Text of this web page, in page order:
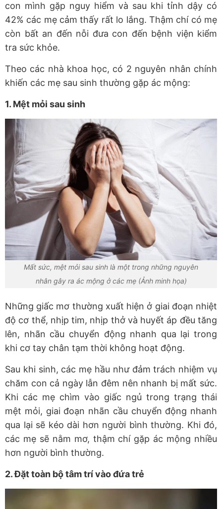
con mình gặp nguy hiểm và sau khi tỉnh dậy có
42% các mẹ cảm thấy rất lo lắng. Thậm chí có mẹ
còn bất an đến nỗi đưa con đến bệnh viện kiểm
tra sức khỏe.
Theo các nhà khoa học, có 2 nguyên nhân chính
khiến các mẹ sau sinh thường gặp ác mộng:
1. Mệt mỏi sau sinh
Mất sức, mệt mỏi sau sinh là một trong những nguyên
nhân gây ra ác mộng ở các mẹ (Ảnh minh họa)
Những giấc mơ thường xuất hiện ở giai đoạn nhiệt
độ cơ thể, nhịp tim, nhịp thở và huyết áp đều tăng
lên, nhãn cầu chuyển động nhanh qua lại trong
khi cơ tay chân tạm thời không hoạt động.
Sau khi sinh, các mẹ hầu như đảm trách nhiệm vụ
chăm con cả ngày lẫn đêm nên nhanh bị mất sức.
Khi các mẹ chìm vào giấc ngủ trong trạng thái
mệt mỏi, giai đoạn nhãn cầu chuyển động nhanh
qua lại sẽ kéo dài hơn người bình thường. Khi đó,
các mẹ sẽ nằm mơ, thậm chí gặp ác mộng nhiều
hơn người bình thường.
2. Đặt toàn bộ tâm trí vào đứa trẻ